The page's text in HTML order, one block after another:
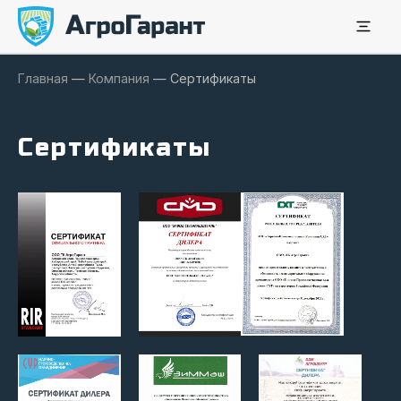
Главная — Компания — Сертификаты
Сертификаты